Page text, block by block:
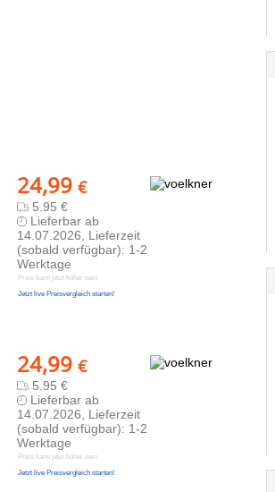
24,99 €
5.95 €
Lieferbar ab
14.07.2026, Lieferzeit
(sobald verfügbar): 1-2
Werktage
Preis kann jetzt höher sein
Jetzt live Preisvergleich starten!
24,99 €
5.95 €
Lieferbar ab
14.07.2026, Lieferzeit
(sobald verfügbar): 1-2
Werktage
Preis kann jetzt höher sein
Jetzt live Preisvergleich starten!